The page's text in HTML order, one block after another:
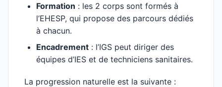
Formation : les 2 corps sont formés à
l’EHESP, qui propose des parcours dédiés
à chacun.
Encadrement : l’IGS peut diriger des
équipes d’IES et de techniciens sanitaires.
La progression naturelle est la suivante :